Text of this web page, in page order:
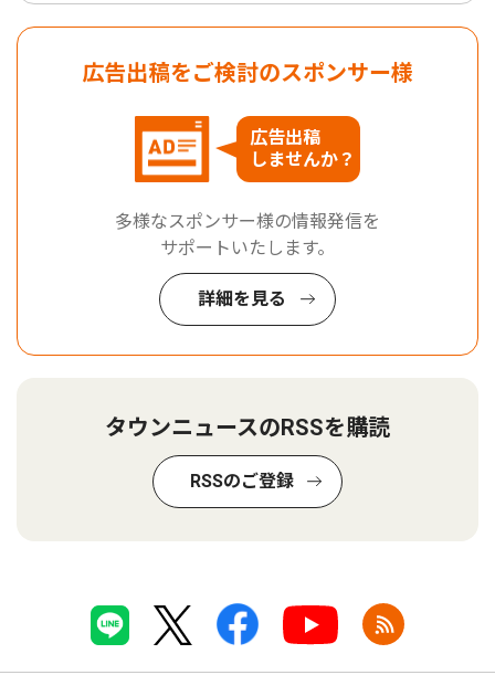
広告出稿をご検討のスポンサー様
広告出稿
しませんか？
多様なスポンサー様の情報発信を
サポートいたします。
詳細を見る
タウンニュースのRSSを購読
RSSのご登録